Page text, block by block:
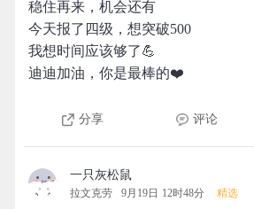
稳住再来，机会还有
今天报了四级，想突破500
我想时间应该够了💪️
迪迪加油，你是最棒的❤️
分享 评论
一只灰松鼠
拉文克劳 9月19日 12时48分 精选